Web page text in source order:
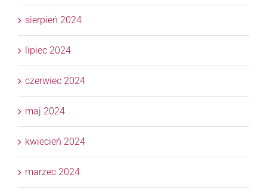
sierpień 2024
lipiec 2024
czerwiec 2024
maj 2024
kwiecień 2024
marzec 2024